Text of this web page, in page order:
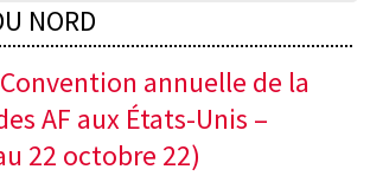
NORD
annuelle de la
AF aux États-Unis –
22 octobre 22)